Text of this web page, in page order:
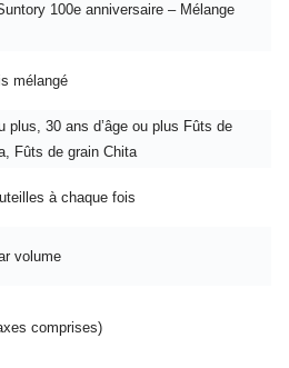
100e anniversaire – Mélange
mélangé
plus, 30 ans d’âge ou plus Fûts de
Fûts de grain Chita
à chaque fois
volume
comprises)